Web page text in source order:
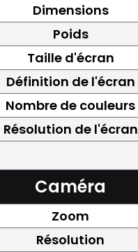
Dimensions
Poids
Taille d'écran
Définition de l'écran
Nombre de couleurs
Résolution de l'écran
Caméra
Zoom
Résolution